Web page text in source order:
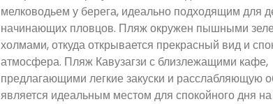
мелководьем у берега, идеально подходящим для
начинающих пловцов. Пляж окружен пышными
холмами, откуда открывается прекрасный вид и
атмосфера. Пляж Кавузагзи с близлежащими кафе,
предлагающими легкие закуски и расслабляющую
является идеальным местом для спокойного дня